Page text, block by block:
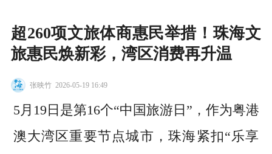
超260项文旅体商惠民举措！珠海文
旅惠民焕新彩，湾区消费再升温
张映竹 2026-05-19 16:49
5月19日是第16个“中国旅游日”，作为粤港
澳大湾区重要节点城市，珠海紧扣“乐享